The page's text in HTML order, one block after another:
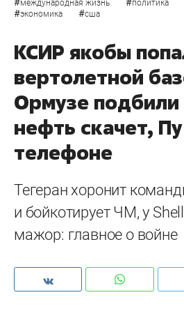
международная жизнь политика
#экономика #сша
КСИР якобы
вертолетной
Ормузе подбили
нефть скачет,
телефоне
Тегеран хоронит
и бойкотирует ЧМ, у
мажор: главное о войне